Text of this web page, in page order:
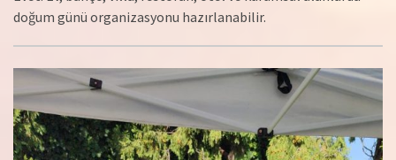
doğum günü organizasyonu hazırlanabilir.